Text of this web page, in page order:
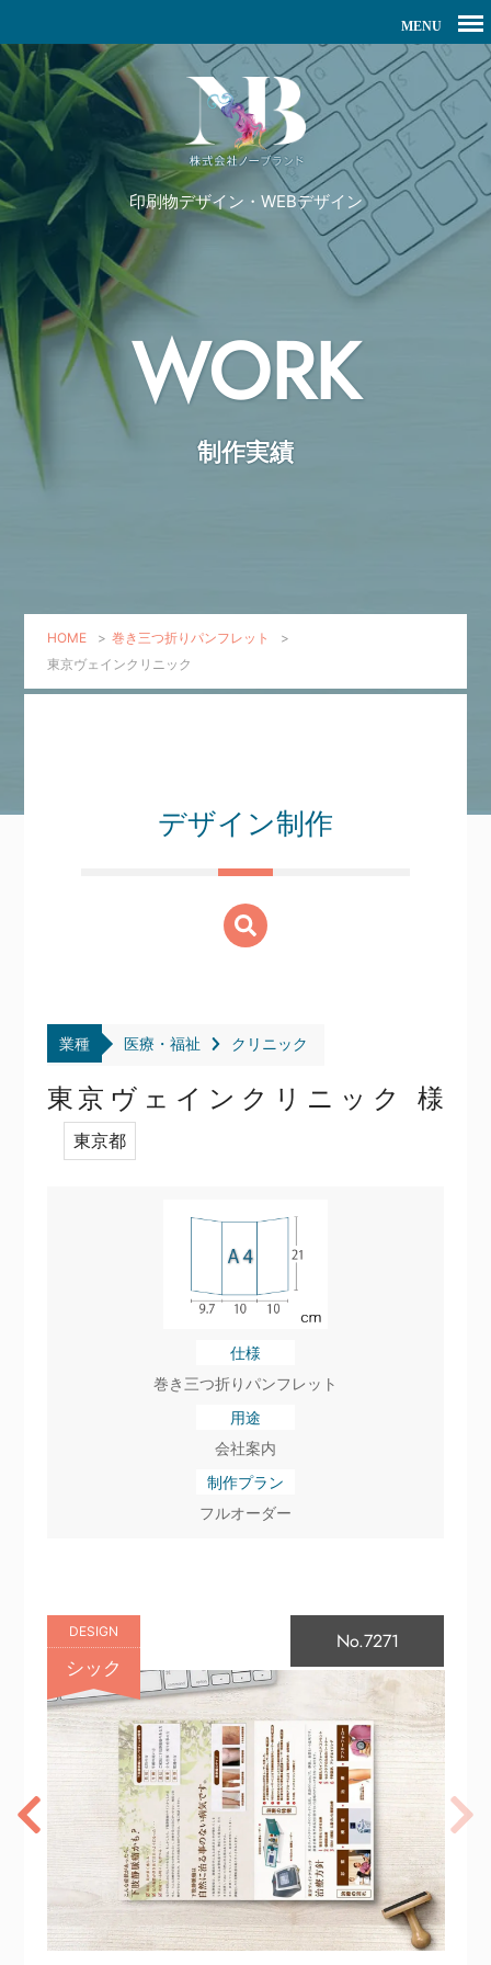
印刷物デザイン・WEBデザイン
WORK
制作実績
HOME > 巻き三つ折りパンフレット
>
東京ヴェインクリニック
デザイン制作
業種 医療・福祉 クリニック
東京ヴェインクリニック 様
東京都
仕様
巻き三つ折りパンフレット
用途
会社案内
制作プラン
フルオーダー
DESIGN
シック
No.7271